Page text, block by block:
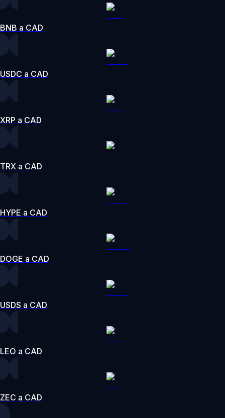
BNB a CAD
USDC a CAD
XRP a CAD
TRX a CAD
HYPE a CAD
DOGE a CAD
USDS a CAD
LEO a CAD
ZEC a CAD